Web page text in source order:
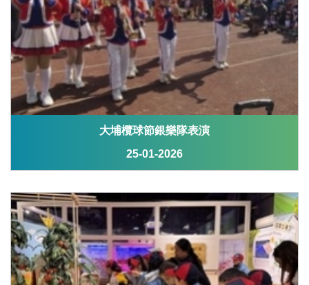
大埔欖球節銀樂隊表演
25-01-2026